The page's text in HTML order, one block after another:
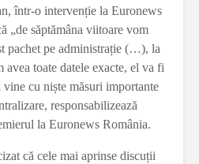
într-o intervenție la Euronews
„de săptămâna viitoare vom
pachet pe administrație (…), la
toate datele exacte, el va fi
cu niște măsuri importante
responsabilizează
la Euronews România.
că cele mai aprinse discuții